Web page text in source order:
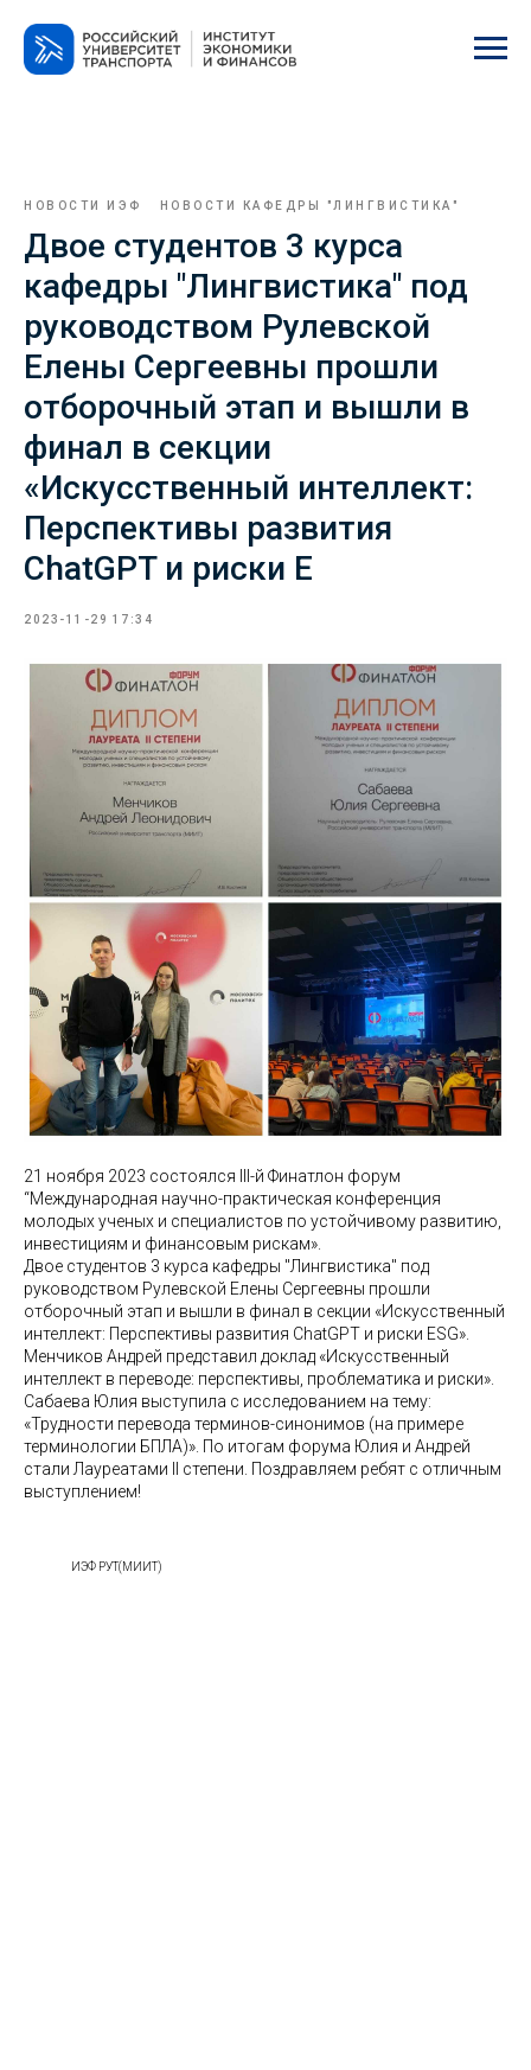
НОВОСТИ ИЭФ НОВОСТИ КАФЕДРЫ "ЛИНГВИСТИКА"
Двое студентов 3 курса
кафедры "Лингвистика" под
руководством Рулевской
Елены Сергеевны прошли
отборочный этап и вышли в
финал в секции
«Искусственный интеллект:
Перспективы развития
ChatGPT и риски E
2023-11-29 17:34
21 ноября 2023 состоялся III-й Финатлон форум
“Международная научно-практическая конференция
молодых ученых и специалистов по устойчивому развитию,
инвестициям и финансовым рискам».
Двое студентов 3 курса кафедры "Лингвистика" под
руководством Рулевской Елены Сергеевны прошли
отборочный этап и вышли в финал в секции «Искусственный
интеллект: Перспективы развития ChatGPT и риски ESG».
Менчиков Андрей представил доклад «Искусственный
интеллект в переводе: перспективы, проблематика и риски».
Сабаева Юлия выступила с исследованием на тему:
«Трудности перевода терминов-синонимов (на примере
терминологии БПЛА)». По итогам форума Юлия и Андрей
стали Лауреатами ll степени. Поздравляем ребят с отличным
выступлением!
ИЭФ РУТ(МИИТ)